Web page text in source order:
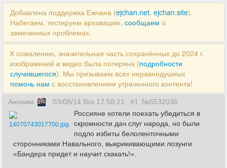
Добавлена поддержка Ежчана (ejchan.net, ejchan.site).
Набегаем, тестируем архивацию, сообщаем о
замеченных проблемах.
К сожалению, значительная часть сохранённых до 2024 г.
изображений и видео была потеряна (подробности
случившегося). Мы призываем всех неравнодушных
помочь нам с восстановлением утраченного контента!
Аноним 03/08/14 Вск 17:58:21 #1 №5532036
14070743017700.jpg
Россияне хотели поехать убедиться в
скромности дач слуг народа, но были
подло избиты белоленточными
сторонниками Навального, выкрикивающими лозунги
«Бандера придет и научит скакать!».